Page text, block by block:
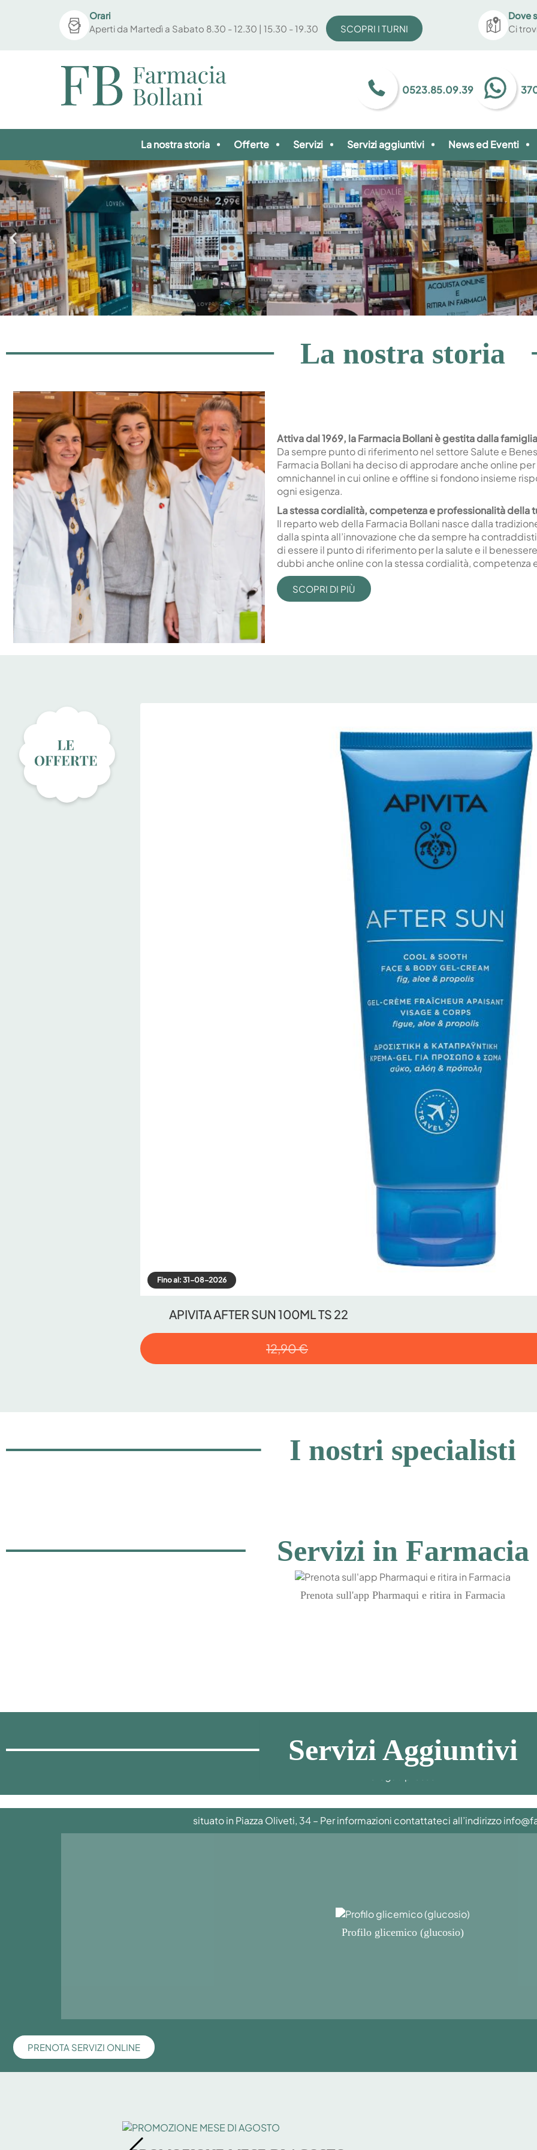
Orari
Aperti da Martedì a Sabato 8.30 - 12.30 | 15.30 - 19.30
SCOPRI I TURNI
Dove
Ci
0523.85.09.39
La nostra storia Offerte Servizi Servizi aggiuntivi News ed Eventi
La nostra storia
Attiva dal 1969, la Farmacia Bollani è gestita dalla
Da sempre punto di riferimento nel settore Salute e
Farmacia Bollani ha deciso di approdare anche online
omnichannel in cui online e offline si fondono insieme
ogni esigenza.
La stessa cordialità, competenza e professionalità della
Il reparto web della Farmacia Bollani nasce dalla
dalla spinta all’innovazione che da sempre ha
di essere il punto di riferimento per la salute e il
dubbi anche online con la stessa cordialità, competenza
SCOPRI DI PIÙ
Fino al: 31-08-2026
APIVITA AFTER SUN 100ML TS 22
12,90 €
I nostri specialisti
Servizi in Farmacia
Prenota sull'app Pharmaqui e ritira in Farmacia
Servizi Aggiuntivi
situato in Piazza Oliveti, 34 – Per informazioni contattateci all’indirizzo
Profilo glicemico (glucosio)
PRENOTA SERVIZI ONLINE